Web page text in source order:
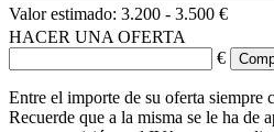
Valor estimado: 3.200 - 3.500 €
HACER UNA OFERTA
€
Entre el importe de su oferta siempre
Recuerde que a la misma se le ha de